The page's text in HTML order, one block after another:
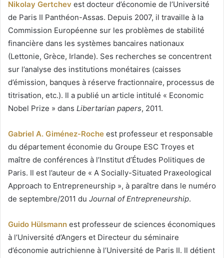
Nikolay Gertchev est docteur d’économie de l’Université
de Paris II Panthéon-Assas. Depuis 2007, il travaille à la
Commission Européenne sur les problèmes de stabilité
financière dans les systèmes bancaires nationaux
(Lettonie, Grèce, Irlande). Ses recherches se concentrent
sur l’analyse des institutions monétaires (caisses
d’émission, banques à réserve fractionnaire, processus de
titrisation, etc.). Il a publié un article intitulé « Economic
Nobel Prize » dans Libertarian papers, 2011.
Gabriel A. Giménez-Roche est professeur et responsable
du département économie du Groupe ESC Troyes et
maître de conférences à l’Institut d’Études Politiques de
Paris. Il est l’auteur de « A Socially-Situated Praxeological
Approach to Entrepreneurship », à paraître dans le numéro
de septembre/2011 du Journal of Entrepreneurship.
Guido Hülsmann est professeur de sciences économiques
à l’Université d’Angers et Directeur du séminaire
d’économie autrichienne à l’Université de Paris II. Il détient